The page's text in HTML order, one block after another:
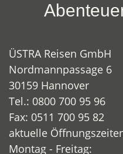
ÜSTRA Reisen GmbH
Nordmannpassage 6
30159 Hannover
Tel.: 0800 700 95 96
Fax: 0511 700 95 82
aktuelle
Montag - Freitag: